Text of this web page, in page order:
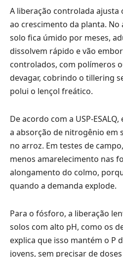
A liberação controlada
ao crescimento da planta.
solo fica úmido por meses,
dissolvem rápido e vão
controlados, com polímeros
devagar, cobrindo o tillering
polui o lençol freático.
De acordo com a USP-
a absorção de nitrogênio em
no arroz. Em testes de
menos amarelecimento nas
alongamento do colmo,
quando a demanda explode.
Para o fósforo, a liberação
solos com alto pH, como os
explica que isso mantém o P
jovens, sem precisar de